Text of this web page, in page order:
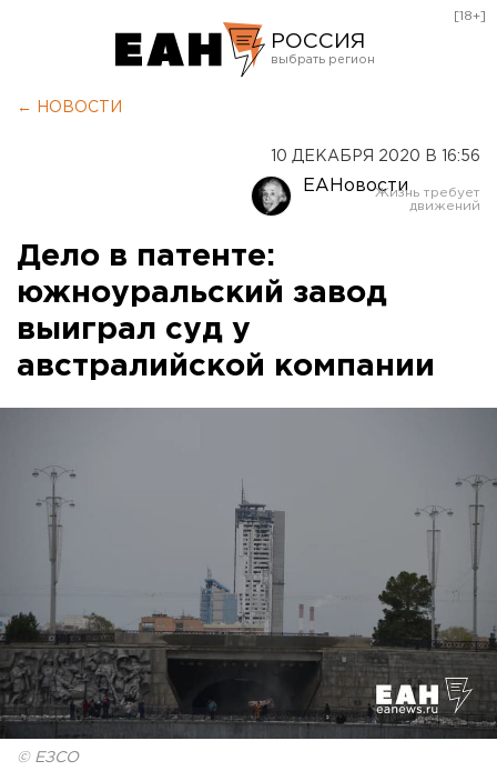
РОССИЯ
Оренбург
[18+]
← НОВОСТИ
10 ДЕКАБРЯ 2020 В 16:56
ЕАНовости
Дело в патенте:
южноуральский завод
выиграл суд у
австралийской компании
© ЕЗСО